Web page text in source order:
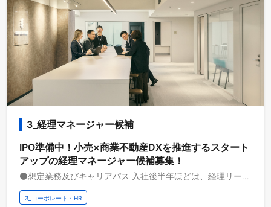
3_経理マネージャー候補
IPO準備中！小売×商業不動産DXを推進するスタート
アップの経理マネージャー候補募集！
⚫️想定業務及びキャリアパス 入社後半年ほどは、経理リーダー（マネージャー候補）として、経理メンバーとともに月次/年次の経理業務や固定資産管理および税務対応（顧問税理士あり）、IPOに向けた監査法人対応、会計経理の強化を行っていただきます。 半年～1年を目途に、経理･会計関連の折衝や提案・分析業務など、経理リーダー（もしくはマネージャー）として活躍＆経理チームの組織化を行い、上場企業の土台つくりを担っていただきたいと思います。 またあわせて、IPO準備業務を主体的に推進して頂きたいと考えております。 次年度以降は、IPO準備(会計まわり)と財務経理/税務全般の責任者として、ご活躍いただければと思います。 上場後は、財務経理の責任者としての業務はもちろん、開示業務などにも携わっていただくキャリアを想定しています。 ⚫️入社後にお任せしたいミッション詳細 1. 財務経理業務のリード（月次、年次決算など） 2. 財務経理業務のマニュアル化や改善（AI化、効率化、ツール導入、コストダウン、他部門折衝など） 3. IPO準備における財務経理や経営管理業務の実行責任を担う ★可能であれば以下もお任せしたいと考えております。 1. 経理チームのメンバー育成 2. IPO準備における財務経理や経営管理業務のプロジェクトマネージャー業務 3. 監査法人との折衝 4. 税務対策 ⚫️中長期的にお任せしたミッション 1. 財務経理業務のマニュアル化や改善（効率化、ツール導入、コストダウン、他部門折衝など）の継続的実施 2. IPO準備における財務経理や経営管理業務のリーダーとしての実行責任を担う 3. IPO準備における財務経理や経営管理業務のプロジェクトマネージャー業務 4. IPO準備における各種対応（IPO資料作成、マニュアル/規程作成、フローの整備、開示業務など） 5. 経理チームのチームアップ主導およびメンバー育成 6. 会計分析 7. 金融機関対応 8. 監査法人との折衝 ★可能であれば以下もお任せしたいと考えております。 1. 税務申告対応、税務対策 2. キャッシュフロー分析、資金繰り対策、資本政策
3_コーポレート・HR